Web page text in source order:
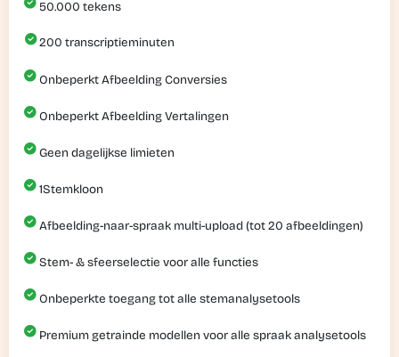
50.000 tekens
200 transcriptieminuten
Onbeperkt Afbeelding Conversies
Onbeperkt Afbeelding Vertalingen
Geen dagelijkse limieten
1Stemkloon
Afbeelding-naar-spraak multi-upload (tot 20 afbeeldingen)
Stem- & sfeerselectie voor alle functies
Onbeperkte toegang tot alle stemanalysetools
Premium getrainde modellen voor alle spraak analysetools